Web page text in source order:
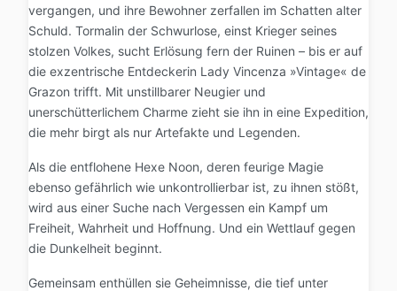
vergangen, und ihre Bewohner zerfallen im Schatten alter
Schuld. Tormalin der Schwurlose, einst Krieger seines
stolzen Volkes, sucht Erlösung fern der Ruinen – bis er auf
die exzentrische Entdeckerin Lady Vincenza »Vintage« de
Grazon trifft. Mit unstillbarer Neugier und
unerschütterlichem Charme zieht sie ihn in eine Expedition,
die mehr birgt als nur Artefakte und Legenden.
Als die entflohene Hexe Noon, deren feurige Magie
ebenso gefährlich wie unkontrollierbar ist, zu ihnen stößt,
wird aus einer Suche nach Vergessen ein Kampf um
Freiheit, Wahrheit und Hoffnung. Und ein Wettlauf gegen
die Dunkelheit beginnt.
Gemeinsam enthüllen sie Geheimnisse, die tief unter